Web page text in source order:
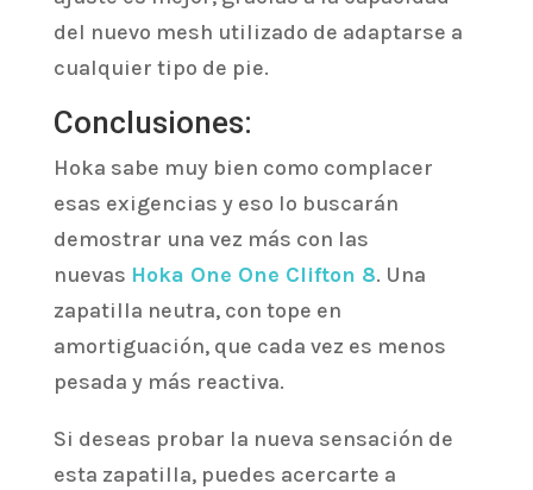
del nuevo mesh utilizado de adaptarse a
cualquier tipo de pie.
Conclusiones:
Hoka sabe muy bien como complacer
esas exigencias y eso lo buscarán
demostrar una vez más con las
nuevas Hoka One One Clifton 8. Una
zapatilla neutra, con tope en
amortiguación, que cada vez es menos
pesada y más reactiva.
Si deseas probar la nueva sensación de
esta zapatilla, puedes acercarte a